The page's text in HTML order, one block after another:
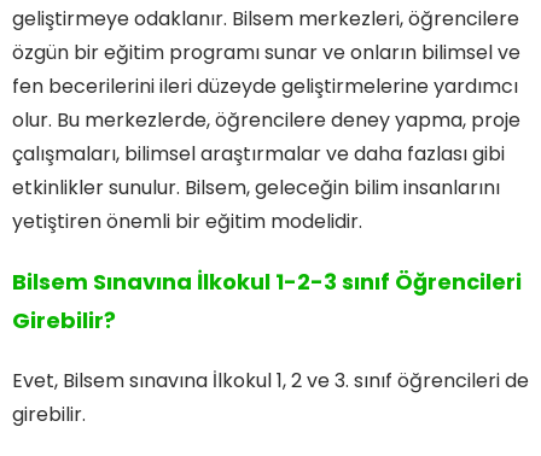
geliştirmeye odaklanır. Bilsem merkezleri, öğrencilere
özgün bir eğitim programı sunar ve onların bilimsel ve
fen becerilerini ileri düzeyde geliştirmelerine yardımcı
olur. Bu merkezlerde, öğrencilere deney yapma, proje
çalışmaları, bilimsel araştırmalar ve daha fazlası gibi
etkinlikler sunulur. Bilsem, geleceğin bilim insanlarını
yetiştiren önemli bir eğitim modelidir.
Bilsem Sınavına İlkokul 1-2-3 sınıf Öğrencileri
Girebilir?
Evet, Bilsem sınavına İlkokul 1, 2 ve 3. sınıf öğrencileri de
girebilir.